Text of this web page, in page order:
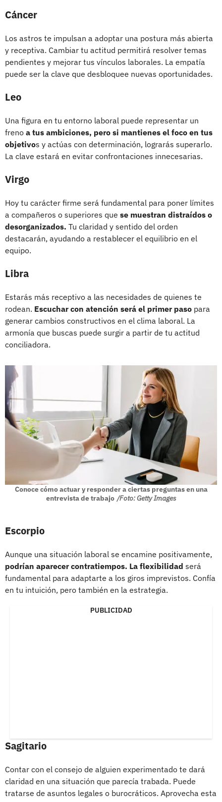
Cáncer
Los astros te impulsan a adoptar una postura más abierta
y receptiva. Cambiar tu actitud permitirá resolver temas
pendientes y mejorar tus vínculos laborales. La empatía
puede ser la clave que desbloquee nuevas oportunidades.
Leo
Una figura en tu entorno laboral puede representar un
freno a tus ambiciones, pero si mantienes el foco en tus
objetivos y actúas con determinación, lograrás superarlo.
La clave estará en evitar confrontaciones innecesarias.
Virgo
Hoy tu carácter firme será fundamental para poner límites
a compañeros o superiores que se muestran distraídos o
desorganizados. Tu claridad y sentido del orden
destacarán, ayudando a restablecer el equilibrio en el
equipo.
Libra
Estarás más receptivo a las necesidades de quienes te
rodean. Escuchar con atención será el primer paso para
generar cambios constructivos en el clima laboral. La
armonía que buscas puede surgir a partir de tu actitud
conciliadora.
Conoce cómo actuar y responder a ciertas preguntas en una
entrevista de trabajo /Foto: Getty Images
Escorpio
Aunque una situación laboral se encamine positivamente,
podrían aparecer contratiempos. La flexibilidad será
fundamental para adaptarte a los giros imprevistos. Confía
en tu intuición, pero también en la estrategia.
PUBLICIDAD
Sagitario
Contar con el consejo de alguien experimentado te dará
claridad en una situación que parecía trabada. Puede
tratarse de asuntos legales o burocráticos. Aprovecha esta